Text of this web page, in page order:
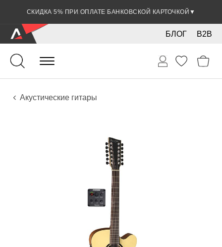
СКИДКА 5% ПРИ ОПЛАТЕ БАНКОВСКОЙ КАРТОЧКОЙ ▼
B2B
БЛОГ
Гитары
Акустические инструменты
Инструменты
Акустические гитары